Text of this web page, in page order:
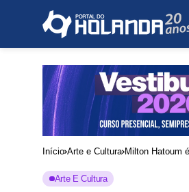
Início Arte e Cultura Milton Hatoum
Arte E Cultura